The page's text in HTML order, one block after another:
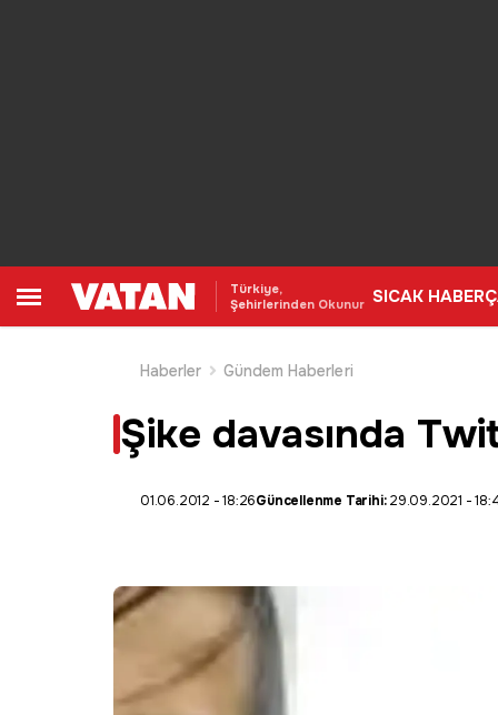
Türkiye,
Şehirlerinden Okunur SICAK HABER
Haberler Gündem Haberleri
Şike davasında
01.06.2012 - 18:26Güncellenme Tarihi:29.09.2021 -